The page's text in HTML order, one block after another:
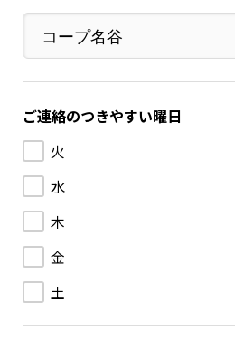
ご連絡のつきやすい曜日
火
水
木
金
土